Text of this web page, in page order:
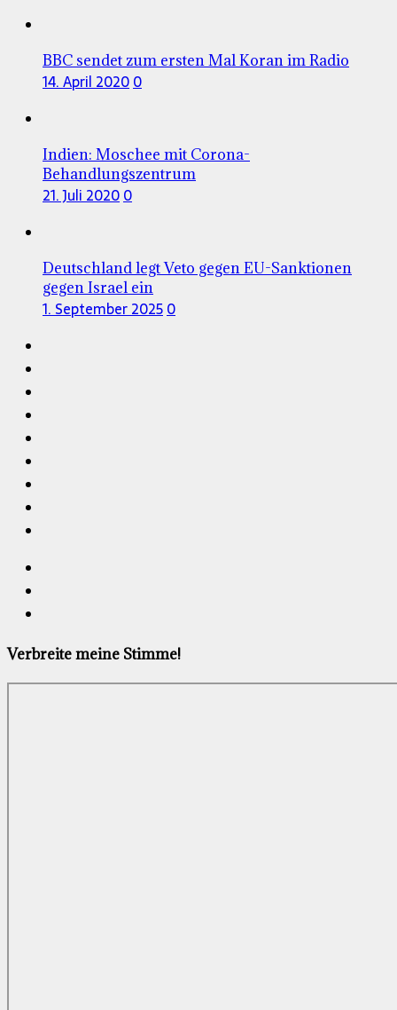
BBC sendet zum ersten Mal Koran im Radio
14. April 20200
Indien: Moschee mit Corona-
Behandlungszentrum
21. Juli 20200
Deutschland legt Veto gegen EU-Sanktionen
gegen Israel ein
1. September 20250
Verbreite meine Stimme!